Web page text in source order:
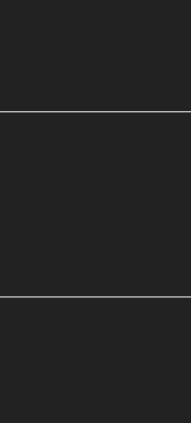
im nächsten